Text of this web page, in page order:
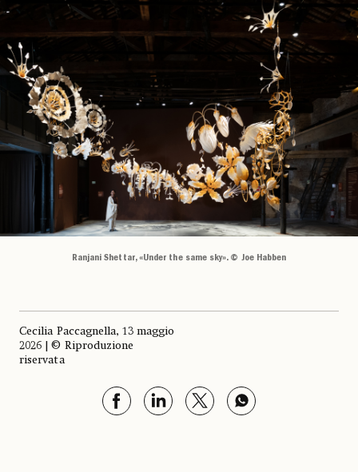
Ranjani Shettar, «Under the same sky». © Joe Habben
Cecilia Paccagnella, 13 maggio
2026 | © Riproduzione
riservata